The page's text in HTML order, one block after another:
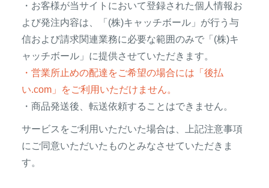
・お客様が当サイトにおいて登録された個人情報お
よび発注内容は、「(株)キャッチボール」が行う与
信および請求関連業務に必要な範囲のみで「(株)キ
ャッチボール」に提供させていただきます。
・営業所止めの配達をご希望の場合には「後払
い.com」をご利用いただけません。
・商品発送後、転送依頼することはできません。
サービスをご利用いただいた場合は、上記注意事項
にご同意いただいたものとみなさせていただきま
す。